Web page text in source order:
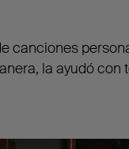
canciones
la ayudó con